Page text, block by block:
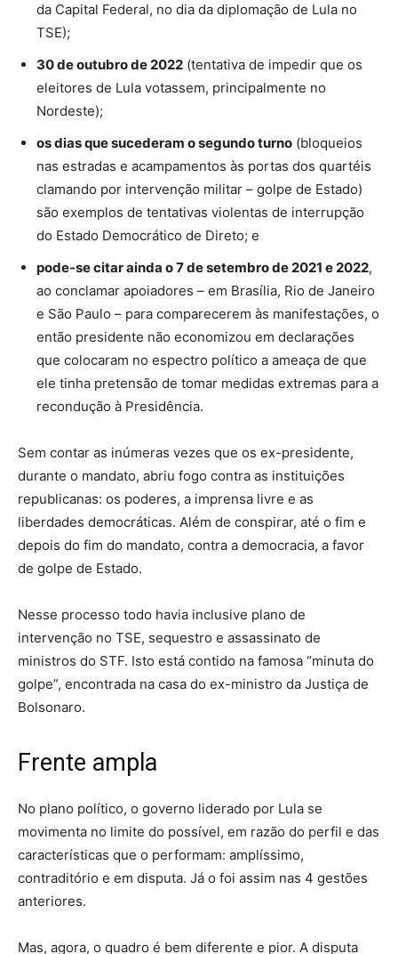
da Capital Federal, no dia da diplomação de Lula no
TSE);
30 de outubro de 2022 (tentativa de impedir que os
eleitores de Lula votassem, principalmente no
Nordeste);
os dias que sucederam o segundo turno (bloqueios
nas estradas e acampamentos às portas dos quartéis
clamando por intervenção militar – golpe de Estado)
são exemplos de tentativas violentas de interrupção
do Estado Democrático de Direto; e
pode-se citar ainda o 7 de setembro de 2021 e 2022,
ao conclamar apoiadores – em Brasília, Rio de Janeiro
e São Paulo – para comparecerem às manifestações, o
então presidente não economizou em declarações
que colocaram no espectro político a ameaça de que
ele tinha pretensão de tomar medidas extremas para a
recondução à Presidência.
Sem contar as inúmeras vezes que os ex-presidente,
durante o mandato, abriu fogo contra as instituições
republicanas: os poderes, a imprensa livre e as
liberdades democráticas. Além de conspirar, até o fim e
depois do fim do mandato, contra a democracia, a favor
de golpe de Estado.
Nesse processo todo havia inclusive plano de
intervenção no TSE, sequestro e assassinato de
ministros do STF. Isto está contido na famosa “minuta do
golpe”, encontrada na casa do ex-ministro da Justiça de
Bolsonaro.
Frente ampla
No plano político, o governo liderado por Lula se
movimenta no limite do possível, em razão do perfil e das
características que o performam: amplíssimo,
contraditório e em disputa. Já o foi assim nas 4 gestões
anteriores.
Mas, agora, o quadro é bem diferente e pior. A disputa